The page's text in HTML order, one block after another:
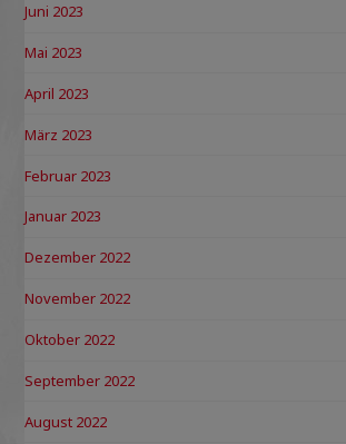
Juni 2023
Mai 2023
April 2023
März 2023
Februar 2023
Januar 2023
Dezember 2022
November 2022
Oktober 2022
September 2022
August 2022